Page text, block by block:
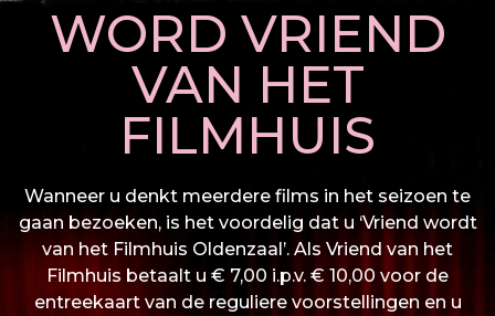
WORD VRIEND
VAN HET
FILMHUIS
Wanneer u denkt meerdere films in het seizoen te
gaan bezoeken, is het voordelig dat u ‘Vriend wordt
van het Filmhuis Oldenzaal’. Als Vriend van het
Filmhuis betaalt u € 7,00 i.p.v. € 10,00 voor de
entreekaart van de reguliere voorstellingen en u